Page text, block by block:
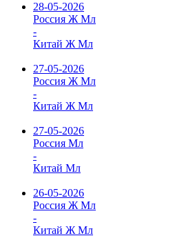
28-05-2026
Россия Ж Мл
-
Китай Ж Мл
27-05-2026
Россия Ж Мл
-
Китай Ж Мл
27-05-2026
Россия Мл
-
Китай Мл
26-05-2026
Россия Ж Мл
-
Китай Ж Мл